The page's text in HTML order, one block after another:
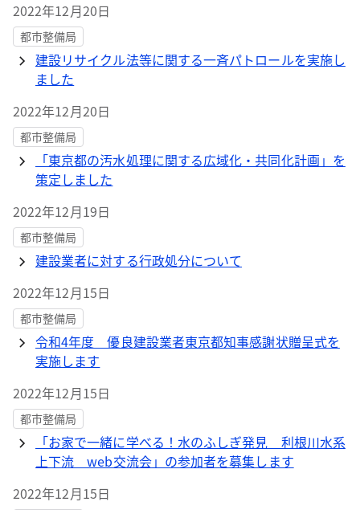
2022年12月20日
都市整備局
建設リサイクル法等に関する一斉パトロールを実施し
ました
2022年12月20日
都市整備局
「東京都の汚水処理に関する広域化・共同化計画」を
策定しました
2022年12月19日
都市整備局
建設業者に対する行政処分について
2022年12月15日
都市整備局
令和4年度 優良建設業者東京都知事感謝状贈呈式を
実施します
2022年12月15日
都市整備局
「お家で一緒に学べる！水のふしぎ発見 利根川水系
上下流 web交流会」の参加者を募集します
2022年12月15日